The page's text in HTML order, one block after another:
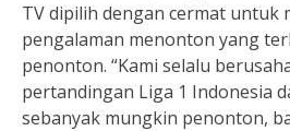
TV dipilih dengan cermat untuk
pengalaman menonton yang
penonton. “Kami selalu
pertandingan Liga 1 Indonesia
sebanyak mungkin penonton,